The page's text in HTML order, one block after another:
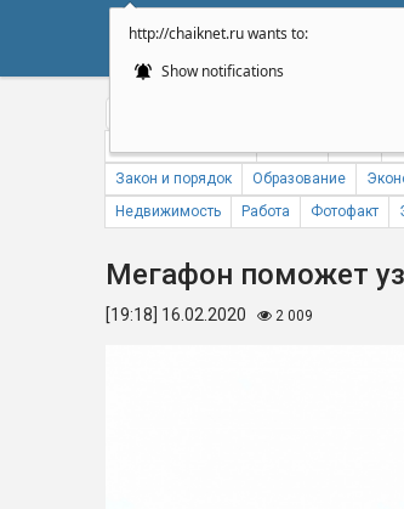
http://chaiknet.ru wants to:
Show notifications
Закон и порядок
Образование
Недвижимость
Работа Фотофакт
Мегафон поможет
[19:18] 16.02.2020 2 009